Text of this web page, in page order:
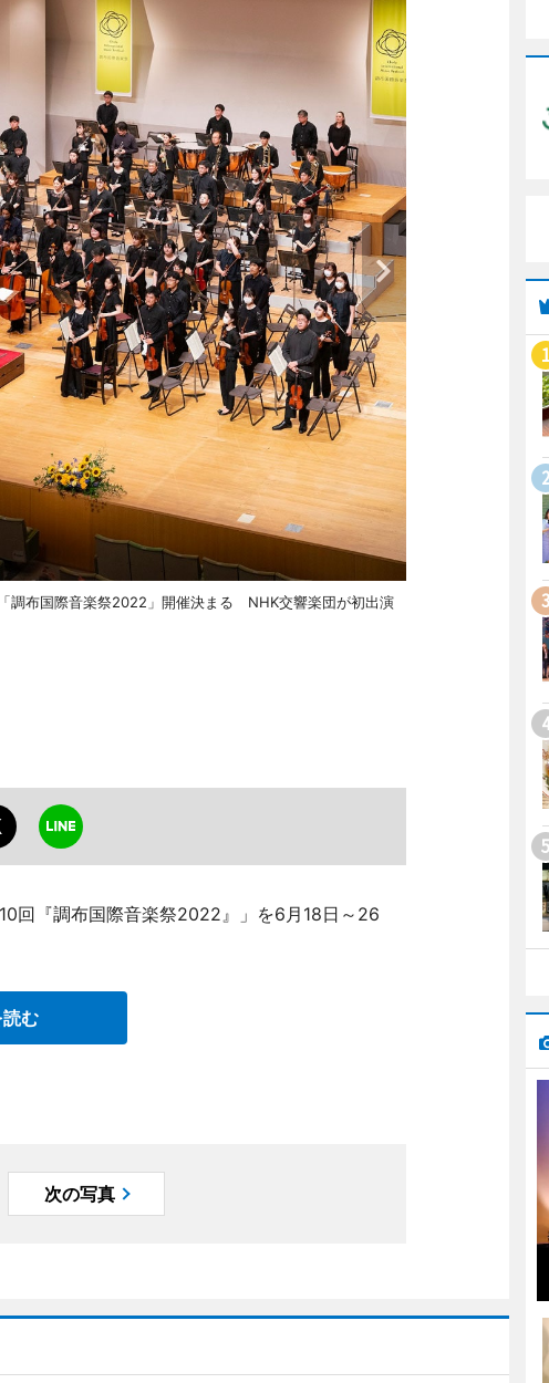
布国際音楽祭2022」開催決まる NHK交響楽団が初出演
回『調布国際音楽祭2022』」を6月18日～26
む
次の写真